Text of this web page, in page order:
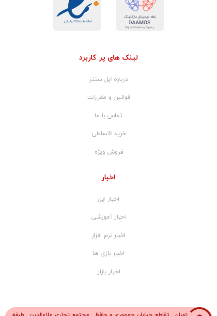
لینک های پر کاربرد
درباره اپل سنتر
قوانین و مقررات
تماس با ما
خرید اقساطی
فروش ویژه
اخبار
اخبار اپل
اخبار آموزشی
اخبار نرم افزار
اخبار بازی ها
اخبار بازار